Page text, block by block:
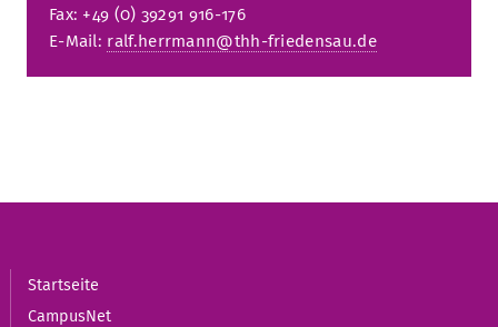
Fax: +49 (0) 39291 916-176
E-Mail: ralf.herrmann@thh-friedensau.de
Startseite
CampusNet